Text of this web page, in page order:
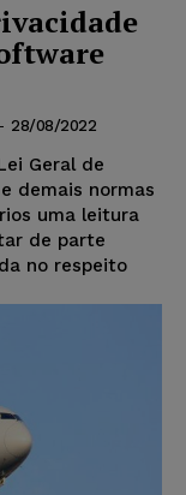
- 28/08/2022
Geral de
demais normas
uma leitura
de parte
no respeito